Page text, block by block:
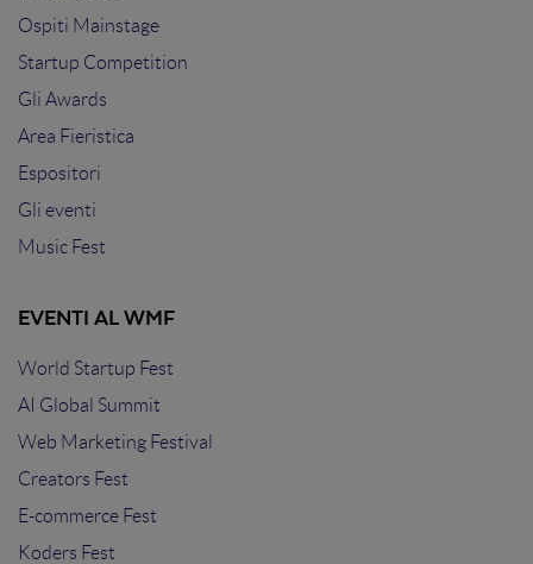
Ospiti Mainstage
Startup Competition
Gli Awards
Area Fieristica
Espositori
Gli eventi
Music Fest
EVENTI AL WMF
World Startup Fest
AI Global Summit
Web Marketing Festival
Creators Fest
E-commerce Fest
Koders Fest